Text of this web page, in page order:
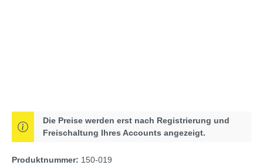
Die Preise werden erst nach Registrierung und
Freischaltung Ihres Accounts angezeigt.
Produktnummer: 150-019